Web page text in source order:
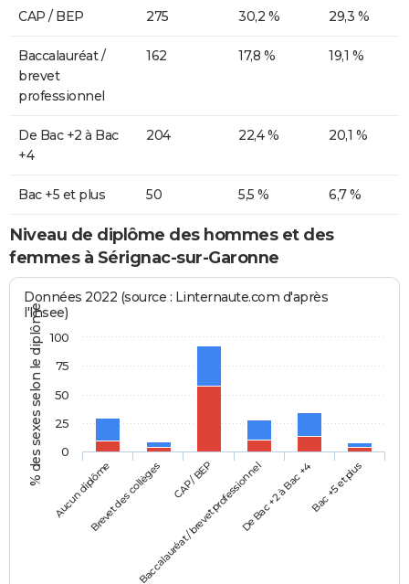
CAP / BEP 275 30,2 % 29,3 %
Baccalauréat /
brevet
professionnel
162 17,8 % 19,1 %
De Bac +2 à Bac
+4
204 22,4 % 20,1 %
Bac +5 et plus 50 5,5 % 6,7 %
Niveau de diplôme des hommes et des
femmes à Sérignac-sur-Garonne
% des sexes selon le diplôme
Données 2022 (source : Linternaute.com d'après
l'Insee)
Aucun diplômeBrevet des collèges CAP / BEP
Baccalauréat / brevet professionnelDe Bac +2 à Bac +4Bac +5 et plus
0
25
50
75
100